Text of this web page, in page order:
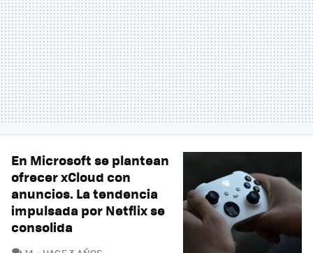
En Microsoft se plantean
ofrecer xCloud con
anuncios. La tendencia
impulsada por Netflix se
consolida